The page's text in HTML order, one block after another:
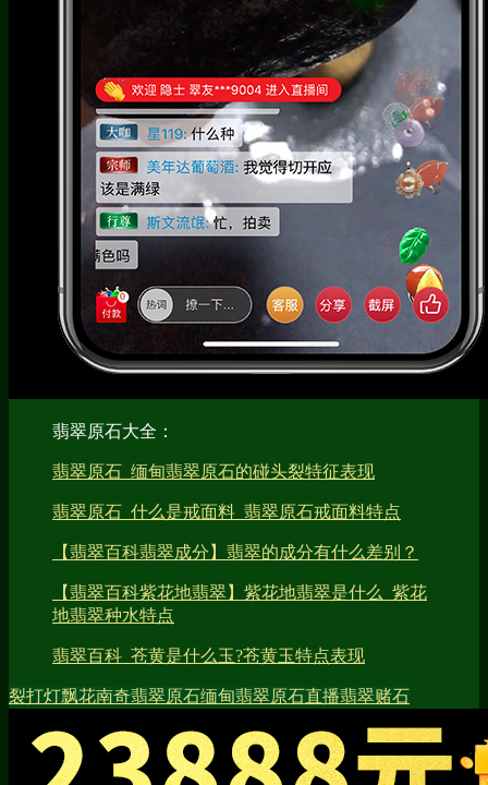
翡翠原石大全：
翡翠原石_缅甸翡翠原石的碰头裂特征表现
翡翠原石_什么是戒面料_翡翠原石戒面料特点
【翡翠百科翡翠成分】翡翠的成分有什么差别？
【翡翠百科紫花地翡翠】紫花地翡翠是什么_紫花
地翡翠种水特点
翡翠百科_苍黄是什么玉?苍黄玉特点表现
裂打灯飘花南奇翡翠原石缅甸翡翠原石直播翡翠赌石